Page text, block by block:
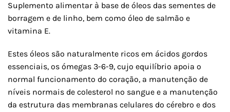
Suplemento alimentar à base de óleos das sementes de
borragem e de linho, bem como óleo de salmão e
vitamina E.
Estes óleos são naturalmente ricos em ácidos gordos
essenciais, os ómegas 3-6-9, cujo equilíbrio apoia o
normal funcionamento do coração, a manutenção de
níveis normais de colesterol no sangue e a manutenção
da estrutura das membranas celulares do cérebro e dos